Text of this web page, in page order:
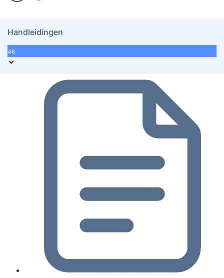
Handleidingen
46